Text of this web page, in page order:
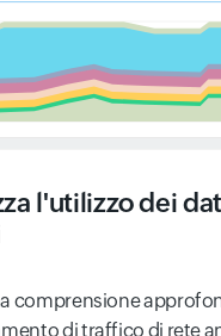
l'utilizzo dei
comprensione
di traffico di rete